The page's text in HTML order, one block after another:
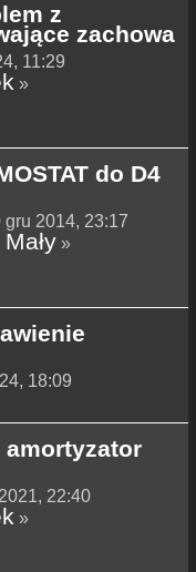
z
zachowa
11:29
»
do D4
gru 2014, 23:17
»
18:09
amortyzator
22:40
»